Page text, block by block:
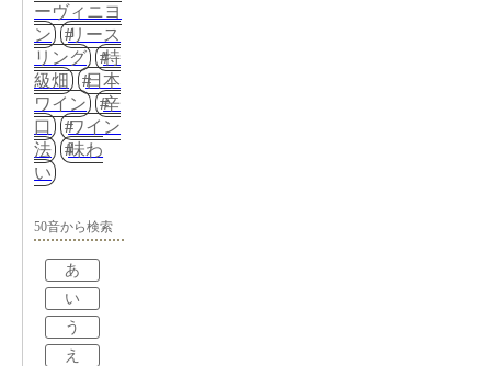
ーヴィニヨ
ン
リース
リング
特
級畑
日本
ワイン
辛
口
ワイン
法
味わ
い
50音から検索
あ
い
う
え